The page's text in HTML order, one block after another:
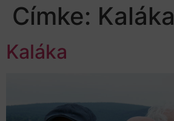
Címke: Kaláka
Kaláka